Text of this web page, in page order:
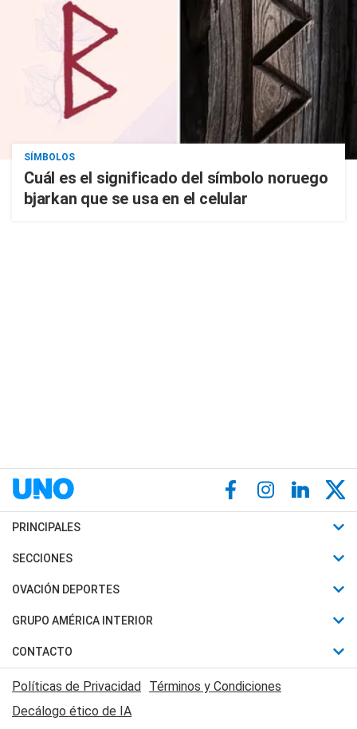
SÍMBOLOS
Cuál es el significado del símbolo noruego
bjarkan que se usa en el celular
PRINCIPALES
Últimas Noticias
Política
Judiciales
Economia
SECCIONES
Horóscopo
Motores
Trucos caseros
Series y Películas
Edictos y Solicitadas
OVACIÓN DEPORTES
Fútbol
Mundial
Automovilismo
Rugby
Tenis
GRUPO AMÉRICA INTERIOR
Canal 7 en Vivo
CONTACTO
Acerca de Nosotros
Contactanos
Políticas de Privacidad Términos y Condiciones
Decálogo ético de IA